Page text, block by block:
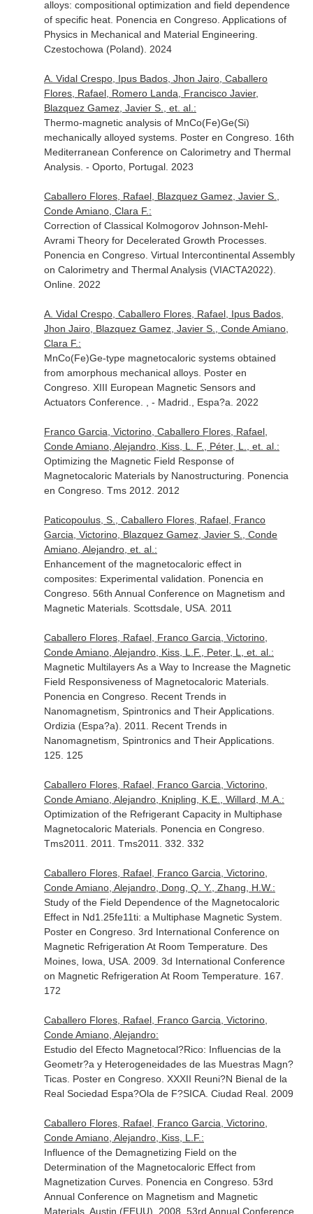
alloys: compositional optimization and field dependence
of specific heat. Ponencia en Congreso. Applications of
Physics in Mechanical and Material Engineering.
Czestochowa (Poland). 2024
A. Vidal Crespo, Ipus Bados, Jhon Jairo, Caballero
Flores, Rafael, Romero Landa, Francisco Javier,
Blazquez Gamez, Javier S., et. al.:
Thermo-magnetic analysis of MnCo(Fe)Ge(Si)
mechanically alloyed systems. Poster en Congreso. 16th
Mediterranean Conference on Calorimetry and Thermal
Analysis. - Oporto, Portugal. 2023
Caballero Flores, Rafael, Blazquez Gamez, Javier S.,
Conde Amiano, Clara F.:
Correction of Classical Kolmogorov Johnson-Mehl-
Avrami Theory for Decelerated Growth Processes.
Ponencia en Congreso. Virtual Intercontinental Assembly
on Calorimetry and Thermal Analysis (VIACTA2022).
Online. 2022
A. Vidal Crespo, Caballero Flores, Rafael, Ipus Bados,
Jhon Jairo, Blazquez Gamez, Javier S., Conde Amiano,
Clara F.:
MnCo(Fe)Ge-type magnetocaloric systems obtained
from amorphous mechanical alloys. Poster en
Congreso. XIII European Magnetic Sensors and
Actuators Conference. , - Madrid., Espa?a. 2022
Franco Garcia, Victorino, Caballero Flores, Rafael,
Conde Amiano, Alejandro, Kiss, L. F., Péter, L., et. al.:
Optimizing the Magnetic Field Response of
Magnetocaloric Materials by Nanostructuring. Ponencia
en Congreso. Tms 2012. 2012
Paticopoulus, S., Caballero Flores, Rafael, Franco
Garcia, Victorino, Blazquez Gamez, Javier S., Conde
Amiano, Alejandro, et. al.:
Enhancement of the magnetocaloric effect in
composites: Experimental validation. Ponencia en
Congreso. 56th Annual Conference on Magnetism and
Magnetic Materials. Scottsdale, USA. 2011
Caballero Flores, Rafael, Franco Garcia, Victorino,
Conde Amiano, Alejandro, Kiss, L.F., Peter, L, et. al.:
Magnetic Multilayers As a Way to Increase the Magnetic
Field Responsiveness of Magnetocaloric Materials.
Ponencia en Congreso. Recent Trends in
Nanomagnetism, Spintronics and Their Applications.
Ordizia (Espa?a). 2011. Recent Trends in
Nanomagnetism, Spintronics and Their Applications.
125. 125
Caballero Flores, Rafael, Franco Garcia, Victorino,
Conde Amiano, Alejandro, Knipling, K.E., Willard, M.A.:
Optimization of the Refrigerant Capacity in Multiphase
Magnetocaloric Materials. Ponencia en Congreso.
Tms2011. 2011. Tms2011. 332. 332
Caballero Flores, Rafael, Franco Garcia, Victorino,
Conde Amiano, Alejandro, Dong, Q. Y., Zhang, H.W.:
Study of the Field Dependence of the Magnetocaloric
Effect in Nd1.25fe11ti: a Multiphase Magnetic System.
Poster en Congreso. 3rd International Conference on
Magnetic Refrigeration At Room Temperature. Des
Moines, Iowa, USA. 2009. 3d International Conference
on Magnetic Refrigeration At Room Temperature. 167.
172
Caballero Flores, Rafael, Franco Garcia, Victorino,
Conde Amiano, Alejandro:
Estudio del Efecto Magnetocal?Rico: Influencias de la
Geometr?a y Heterogeneidades de las Muestras Magn?
Ticas. Poster en Congreso. XXXII Reuni?N Bienal de la
Real Sociedad Espa?Ola de F?SICA. Ciudad Real. 2009
Caballero Flores, Rafael, Franco Garcia, Victorino,
Conde Amiano, Alejandro, Kiss, L.F.:
Influence of the Demagnetizing Field on the
Determination of the Magnetocaloric Effect from
Magnetization Curves. Ponencia en Congreso. 53rd
Annual Conference on Magnetism and Magnetic
Materials. Austin (EEUU). 2008. 53rd Annual Conference